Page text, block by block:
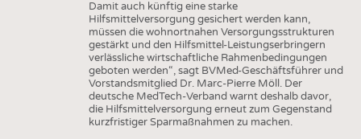
Damit auch künftig eine starke
Hilfsmittelversorgung gesichert werden kann,
müssen die wohnortnahen Versorgungsstrukturen
gestärkt und den Hilfsmittel-Leistungserbringern
verlässliche wirtschaftliche Rahmenbedingungen
geboten werden“, sagt BVMed-Geschäftsführer und
Vorstandsmitglied Dr. Marc-Pierre Möll. Der
deutsche MedTech-Verband warnt deshalb davor,
die Hilfsmittelversorgung erneut zum Gegenstand
kurzfristiger Sparmaßnahmen zu machen.